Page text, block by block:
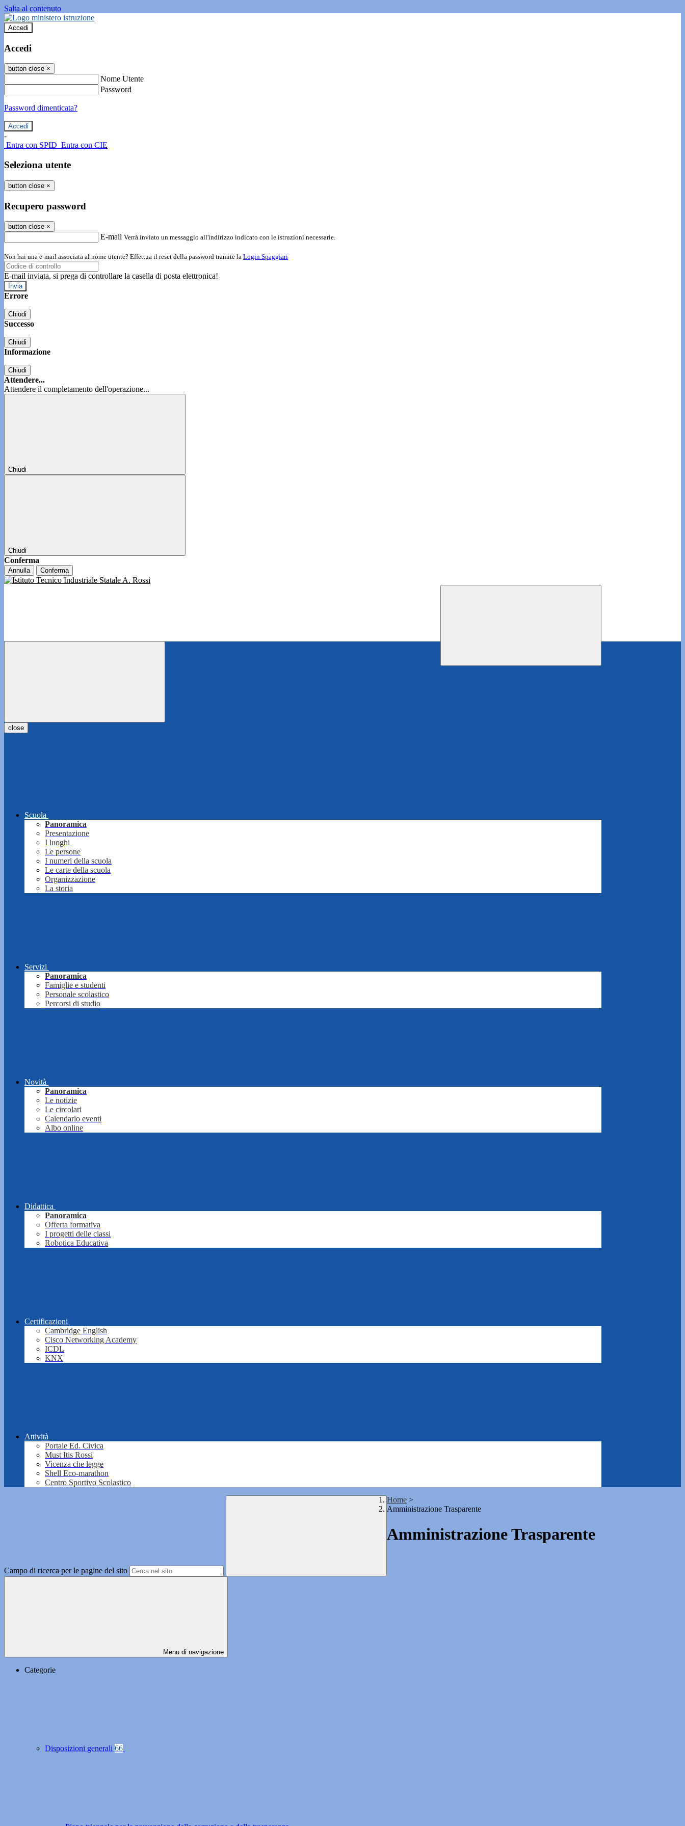
Salta al contenuto
Accedi
Accedi
button close ×
Nome Utente
Password
Password dimenticata?
-
Entra con SPID Entra con CIE
Seleziona utente
button close ×
Recupero password
button close ×
E-mail Verrà inviato un messaggio all'indirizzo indicato con le istruzioni necessarie.
Non hai una e-mail associata al nome utente? Effettua il reset della password tramite la Login Spaggiari
E-mail inviata, si prega di controllare la casella di posta elettronica!
Errore
Chiudi
Successo
Chiudi
Informazione
Chiudi
Attendere...
Attendere il completamento dell'operazione...
Chiudi
Chiudi
Conferma
Annulla Conferma
close
Scuola
Panoramica
Presentazione
I luoghi
Le persone
I numeri della scuola
Le carte della scuola
Organizzazione
La storia
Servizi
Panoramica
Famiglie e studenti
Personale scolastico
Percorsi di studio
Novità
Panoramica
Le notizie
Le circolari
Calendario eventi
Albo online
Didattica
Panoramica
Offerta formativa
I progetti delle classi
Robotica Educativa
Certificazioni
Cambridge English
Cisco Networking Academy
ICDL
KNX
Attività
Portale Ed. Civica
Must Itis Rossi
Vicenza che legge
Shell Eco-marathon
Centro Sportivo Scolastico
Campo di ricerca per le pagine del sito
Home >
Amministrazione Trasparente
Amministrazione Trasparente
Menu di navigazione
Categorie
Disposizioni generali 66